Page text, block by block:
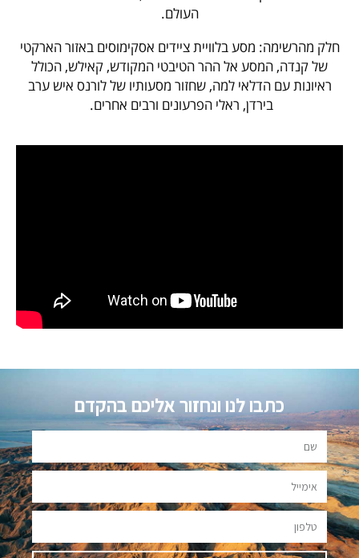
העולם.
חלק מהרשימה: מסע בלוויית ציידים אסקימוסים באזור הארקטי
של קנדה, המסע אל ההר הטיבטי המקודש, קאילש, הכולל
ראיונות עם הדלאי למה, שחזור מסעותיו של לורנס איש ערב
בירדן, ראלי הפרעונים ורבים אחרים.
כתבו לנו ונחזור אליכם בהקדם